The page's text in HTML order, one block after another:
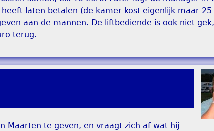
laten betalen (de kamer kost eigenlijk maar 25
aan de mannen. De liftbediende is ook niet
terug.
Maarten te geven, en vraagt zich af wat hij